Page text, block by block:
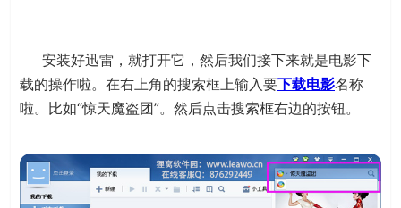
安装好迅雷，就打开它，然后我们接下来就是电影下
载的操作啦。在右上角的搜索框上输入要下载电影名称
啦。比如“惊天魔盗团”。然后点击搜索框右边的按钮。